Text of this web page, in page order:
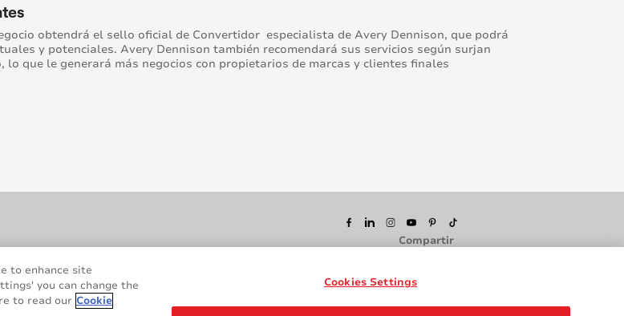
obtendrá el sello oficial de Convertidor especialista de Avery Dennison, que podrá
y potenciales. Avery Dennison también recomendará sus servicios según surjan
lo que le generará más negocios con propietarios de marcas y clientes finales
Compartir
to enhance site
you can change the
to read our Cookie
Cookies Settings